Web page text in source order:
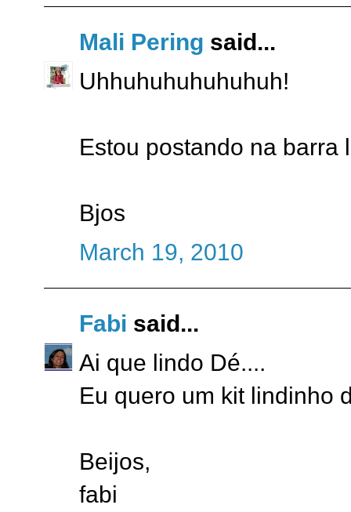
Mali Pering said...
Uhhuhuhuhuhuhuh!
Estou postando na barra
Bjos
March 19, 2010
Fabi said...
Ai que lindo Dé....
Eu quero um kit lindinho
Beijos,
fabi